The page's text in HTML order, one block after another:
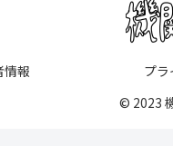
情報
プ
© 2023